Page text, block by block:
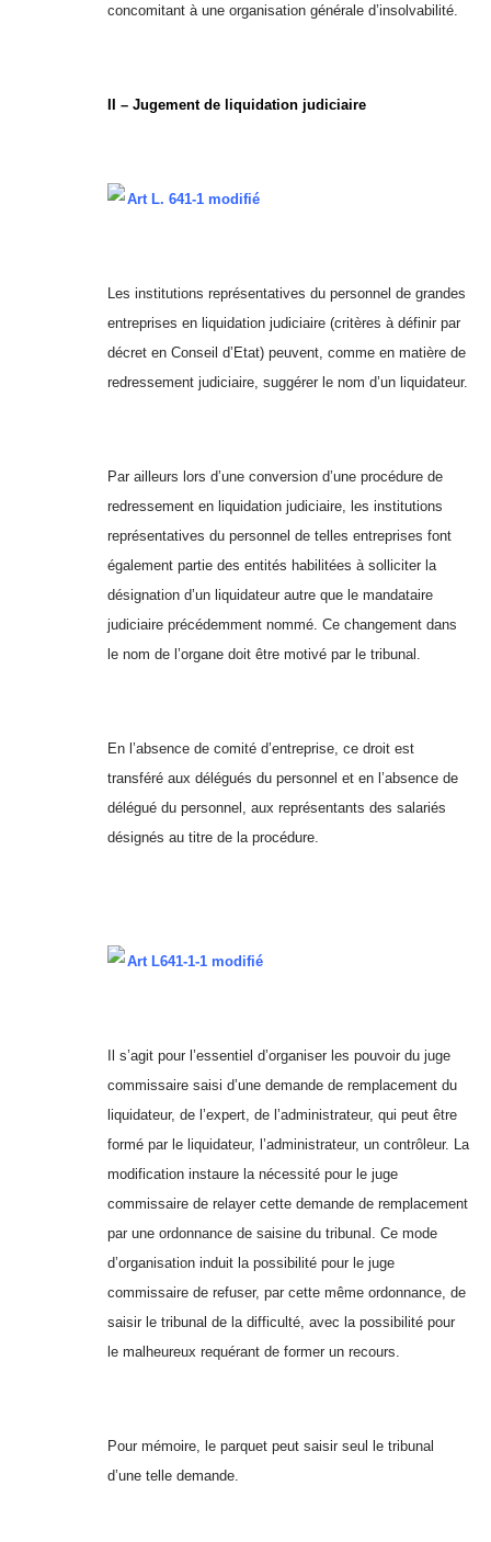
concomitant à une organisation générale d’insolvabilité.
II – Jugement de liquidation judiciaire
Art L. 641-1 modifié
Les institutions représentatives du personnel de grandes
entreprises en liquidation judiciaire (critères à définir par
décret en Conseil d’Etat) peuvent, comme en matière de
redressement judiciaire, suggérer le nom d’un liquidateur.
Par ailleurs lors d’une conversion d’une procédure de
redressement en liquidation judiciaire, les institutions
représentatives du personnel de telles entreprises font
également partie des entités habilitées à solliciter la
désignation d’un liquidateur autre que le mandataire
judiciaire précédemment nommé. Ce changement dans
le nom de l’organe doit être motivé par le tribunal.
En l’absence de comité d’entreprise, ce droit est
transféré aux délégués du personnel et en l’absence de
délégué du personnel, aux représentants des salariés
désignés au titre de la procédure.
Art L641-1-1 modifié
Il s’agit pour l’essentiel d’organiser les pouvoir du juge
commissaire saisi d’une demande de remplacement du
liquidateur, de l’expert, de l’administrateur, qui peut être
formé par le liquidateur, l’administrateur, un contrôleur. La
modification instaure la nécessité pour le juge
commissaire de relayer cette demande de remplacement
par une ordonnance de saisine du tribunal. Ce mode
d’organisation induit la possibilité pour le juge
commissaire de refuser, par cette même ordonnance, de
saisir le tribunal de la difficulté, avec la possibilité pour
le malheureux requérant de former un recours.
Pour mémoire, le parquet peut saisir seul le tribunal
d’une telle demande.